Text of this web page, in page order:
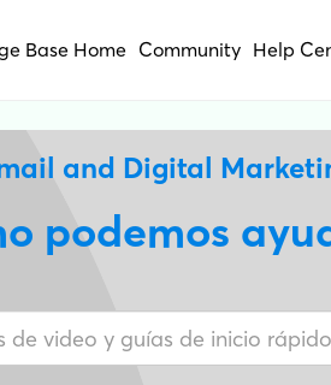
Base Home Community Help
and Digital
podemos